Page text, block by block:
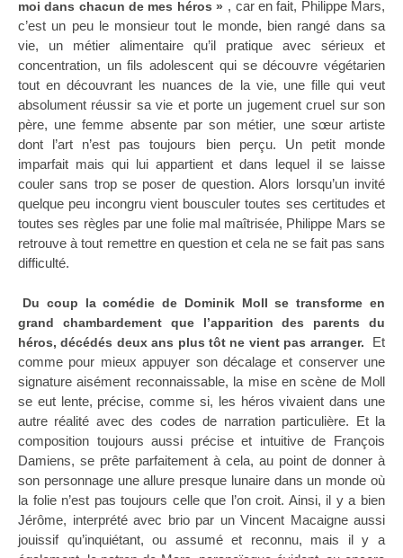
moi dans chacun de mes héros » , car en fait, Philippe Mars,
c’est un peu le monsieur tout le monde, bien rangé dans sa
vie, un métier alimentaire qu’il pratique avec sérieux et
concentration, un fils adolescent qui se découvre végétarien
tout en découvrant les nuances de la vie, une fille qui veut
absolument réussir sa vie et porte un jugement cruel sur son
père, une femme absente par son métier, une sœur artiste
dont l’art n’est pas toujours bien perçu. Un petit monde
imparfait mais qui lui appartient et dans lequel il se laisse
couler sans trop se poser de question. Alors lorsqu’un invité
quelque peu incongru vient bousculer toutes ses certitudes et
toutes ses règles par une folie mal maîtrisée, Philippe Mars se
retrouve à tout remettre en question et cela ne se fait pas sans
difficulté.
Du coup la comédie de Dominik Moll se transforme en
grand chambardement que l’apparition des parents du
héros, décédés deux ans plus tôt ne vient pas arranger.
Et
comme pour mieux appuyer son décalage et conserver une
signature aisément reconnaissable, la mise en scène de Moll
se eut lente, précise, comme si, les héros vivaient dans une
autre réalité avec des codes de narration particulière. Et la
composition toujours aussi précise et intuitive de François
Damiens, se prête parfaitement à cela, au point de donner à
son personnage une allure presque lunaire dans un monde où
la folie n’est pas toujours celle que l’on croit. Ainsi, il y a bien
Jérôme, interprété avec brio par un Vincent Macaigne aussi
jouissif qu’inquiétant, ou assumé et reconnu, mais il y a